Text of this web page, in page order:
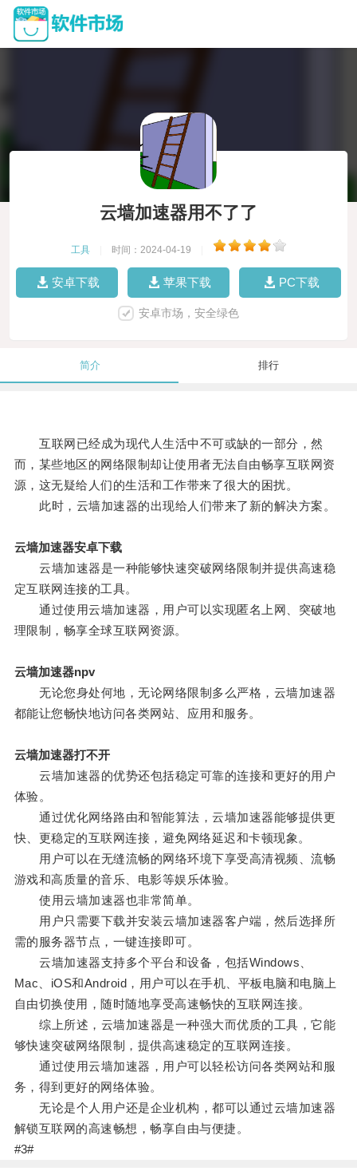
云墙加速器用不了了
工具 时间：2024-04-19
安卓下载 苹果下载 PC下载
安卓市场，安全绿色
简介 排行
互联网已经成为现代人生活中不可或缺的一部分，然
而，某些地区的网络限制却让使用者无法自由畅享互联网资
源，这无疑给人们的生活和工作带来了很大的困扰。
此时，云墙加速器的出现给人们带来了新的解决方案。
云墙加速器安卓下载
云墙加速器是一种能够快速突破网络限制并提供高速稳
定互联网连接的工具。
通过使用云墙加速器，用户可以实现匿名上网、突破地
理限制，畅享全球互联网资源。
云墙加速器npv
无论您身处何地，无论网络限制多么严格，云墙加速器
都能让您畅快地访问各类网站、应用和服务。
云墙加速器打不开
云墙加速器的优势还包括稳定可靠的连接和更好的用户
体验。
通过优化网络路由和智能算法，云墙加速器能够提供更
快、更稳定的互联网连接，避免网络延迟和卡顿现象。
用户可以在无缝流畅的网络环境下享受高清视频、流畅
游戏和高质量的音乐、电影等娱乐体验。
使用云墙加速器也非常简单。
用户只需要下载并安装云墙加速器客户端，然后选择所
需的服务器节点，一键连接即可。
云墙加速器支持多个平台和设备，包括Windows、
Mac、iOS和Android，用户可以在手机、平板电脑和电脑上
自由切换使用，随时随地享受高速畅快的互联网连接。
综上所述，云墙加速器是一种强大而优质的工具，它能
够快速突破网络限制，提供高速稳定的互联网连接。
通过使用云墙加速器，用户可以轻松访问各类网站和服
务，得到更好的网络体验。
无论是个人用户还是企业机构，都可以通过云墙加速器
解锁互联网的高速畅想，畅享自由与便捷。
#3#